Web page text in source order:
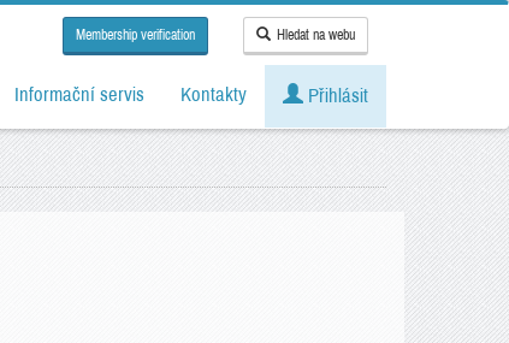
Membership verification Hledat na webu
Informační servis Kontakty Přihlásit